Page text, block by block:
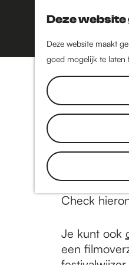
Deze
Deze website maakt
goed mogelijk te laten
Of je nu
middag op
bij de boer.
arsenaal
Check
Je kunt ook
een